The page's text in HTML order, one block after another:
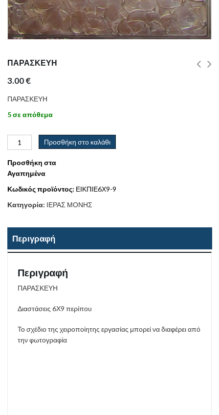
ΠΑΡΑΣΚΕΥΗ
3.00€
ΠΑΡΑΣΚΕΥΗ
5 σε απόθεμα
Προσθήκη στο καλάθι
Προσθήκη στα
Αγαπημένα
Κωδικός προϊόντος: ΕΙΚΠΙΕ6Χ9-9
Κατηγορία: ΙΕΡΑΣ ΜΟΝΗΣ
Περιγραφή
Περιγραφή
ΠΑΡΑΣΚΕΥΗ
Διαστάσεις 6Χ9 περίπου
Το σχέδιο της χειροποίητης εργασίας μπορεί να διαφέρει από
την φωτογραφία